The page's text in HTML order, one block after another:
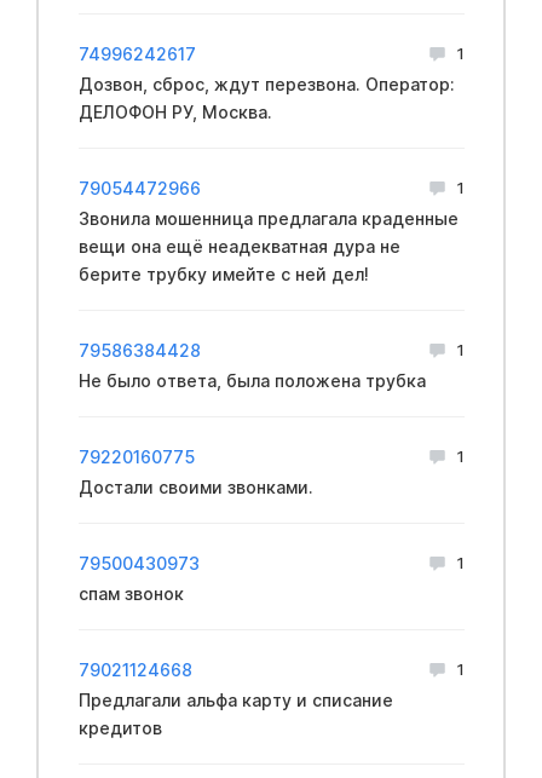
74996242617 1
Дозвон, сброс, ждут перезвона. Оператор:
ДЕЛОФОН РУ, Москва.
79054472966 1
Звонила мошенница предлагала краденные
вещи она ещё неадекватная дура не
берите трубку имейте с ней дел!
79586384428 1
Не было ответа, была положена трубка
79220160775 1
Достали своими звонками.
79500430973 1
спам звонок
79021124668 1
Предлагали альфа карту и списание
кредитов